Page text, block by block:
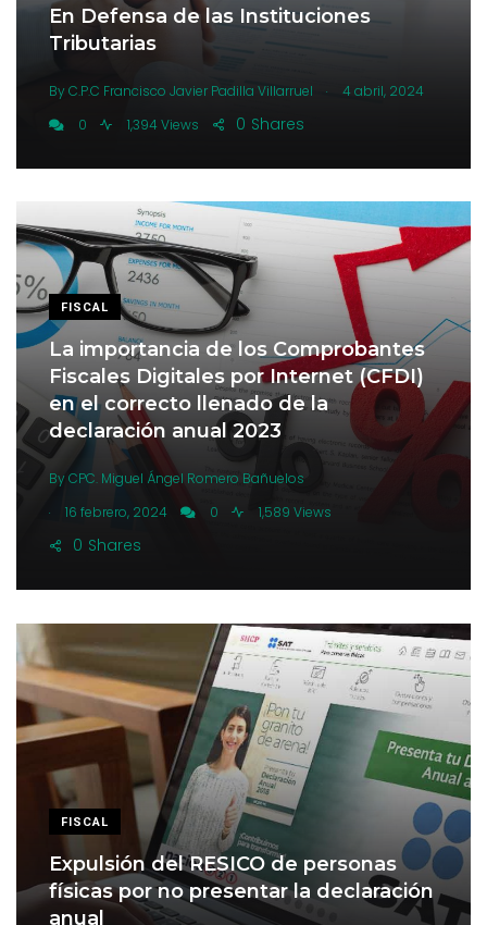
En Defensa de las Instituciones
Tributarias
ByC.P.C Francisco Javier Padilla Villarruel .
4 abril, 2024
0
1,394 Views Shares
0
FISCAL
La importancia de los Comprobantes
Fiscales Digitales por Internet (CFDI)
en el correcto llenado de la
declaración anual 2023
By CPC. Miguel Ángel Romero Bañuelos
.
16 febrero, 2024 0 1,589 Views
Shares
0
FISCAL
Expulsión del RESICO de personas
físicas por no presentar la declaración
anual